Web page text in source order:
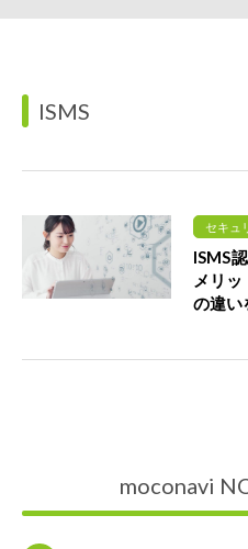
ISMS
セキュ
ISMS
メリ
の違い
moconavi